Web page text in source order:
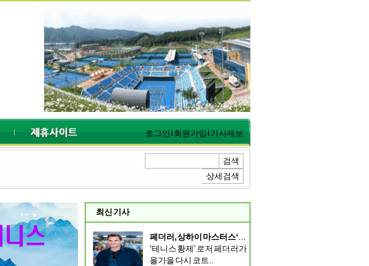
로그인 회원가입 기사제보
검색
상세검색
최신 기사
페더러, 상하이 마스터스‘로저 & 프렌즈’ 출전
‘테니스 황제’ 로저 페더러가
올가을 다시 코트..